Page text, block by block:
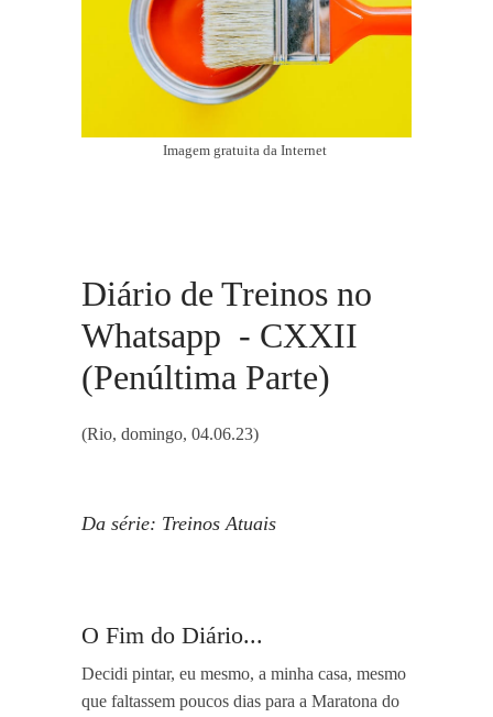
Imagem gratuita da Internet
Diário de Treinos no
Whatsapp - CXXII
(Penúltima Parte)
(Rio, domingo, 04.06.23)
Da série: Treinos Atuais
O Fim do Diário...
Decidi pintar, eu mesmo, a minha casa, mesmo
que faltassem poucos dias para a Maratona do